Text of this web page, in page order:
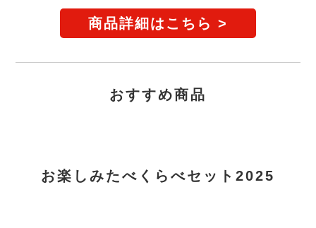
商品詳細はこちら >
おすすめ商品
お楽しみたべくらべセット2025